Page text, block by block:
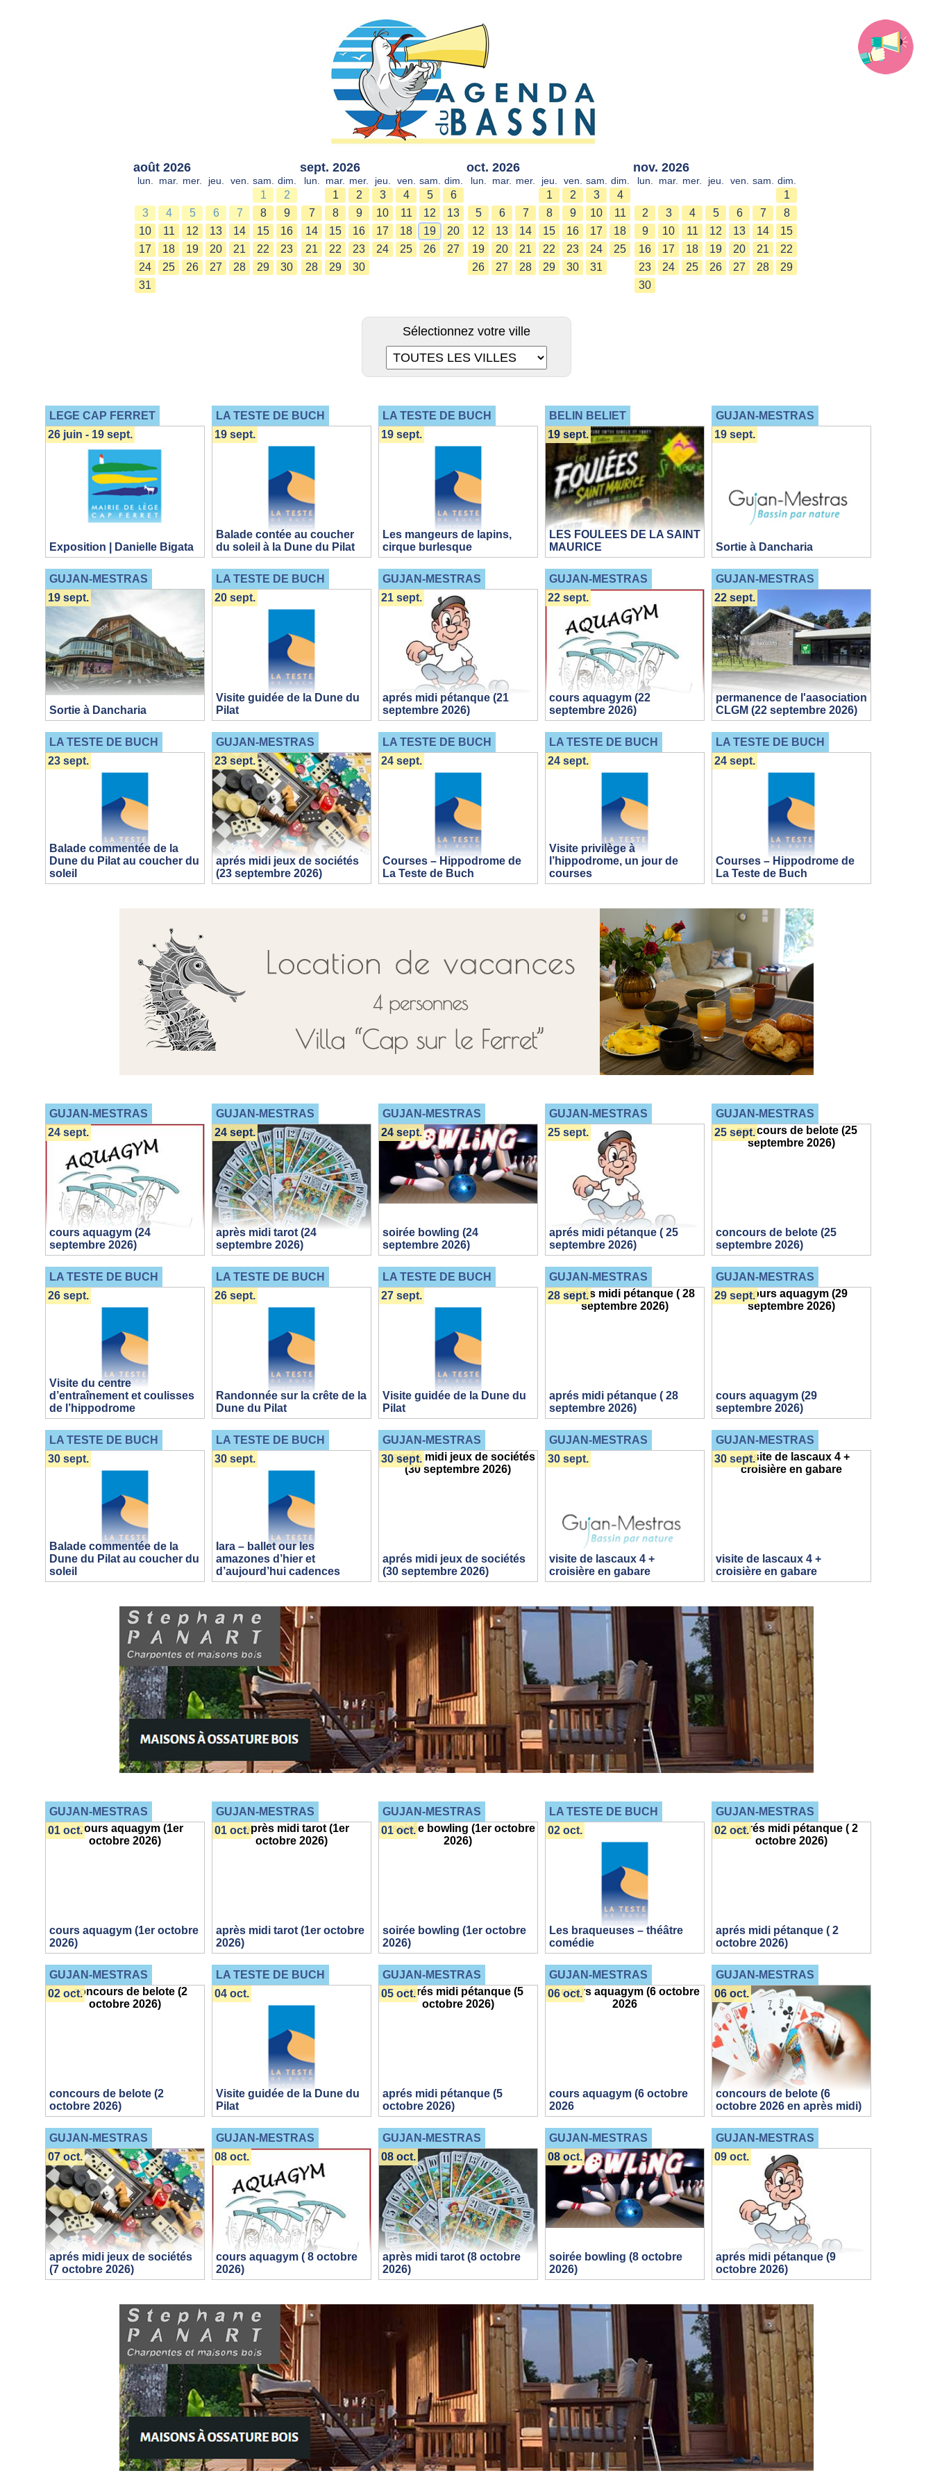
août 2026
lun. mar. mer. jeu. ven. sam. dim.
1
2
3
4 5 6 7 8
9
10
11 12 13 14 15
16
17
18 19 20 21 22
23
24
25 26 27 28 29
30
31
sept. 2026
lun. mar. mer. jeu. ven. sam. dim.
1 2 3 4 5
6
7
8 9 10 11 12
13
14
15 16 17 18 19
20
21
22 23 24 25 26
27
28
29 30
oct. 2026
lun. mar. mer. jeu. ven. sam. dim.
1 2 3
4
5
6 7 8 9 10
11
12
13 14 15 16 17
18
19
20 21 22 23 24
25
26
27 28 29 30 31
nov. 2026
lun. mar. mer. jeu. ven. sam. dim.
1
2
3 4 5 6 7
8
9
10 11 12 13 14
15
16
17 18 19 20 21
22
23
24 25 26 27 28
29
30
Sélectionnez votre ville
LEGE CAP FERRET
Exposition | Danielle Bigata
26 juin - 19 sept.
LA TESTE DE BUCH
Balade contée au coucher
du soleil à la Dune du Pilat
19 sept.
LA TESTE DE BUCH
Les mangeurs de lapins,
cirque burlesque
19 sept.
BELIN BELIET
LES FOULEES DE LA SAINT
MAURICE
19 sept.
GUJAN-MESTRAS
Sortie à Dancharia
19 sept.
GUJAN-MESTRAS
Sortie à Dancharia
19 sept.
LA TESTE DE BUCH
Visite guidée de la Dune du
Pilat
20 sept.
GUJAN-MESTRAS
aprés midi pétanque (21
septembre 2026)
21 sept.
GUJAN-MESTRAS
cours aquagym (22
septembre 2026)
22 sept.
GUJAN-MESTRAS
permanence de l'aasociation
CLGM (22 septembre 2026)
22 sept.
LA TESTE DE BUCH
Balade commentée de la
Dune du Pilat au coucher du
soleil
23 sept.
GUJAN-MESTRAS
aprés midi jeux de sociétés
(23 septembre 2026)
23 sept.
LA TESTE DE BUCH
Courses – Hippodrome de
La Teste de Buch
24 sept.
LA TESTE DE BUCH
Visite privilège à
l’hippodrome, un jour de
courses
24 sept.
LA TESTE DE BUCH
Courses – Hippodrome de
La Teste de Buch
24 sept.
GUJAN-MESTRAS
cours aquagym (24
septembre 2026)
24 sept.
GUJAN-MESTRAS
après midi tarot (24
septembre 2026)
24 sept.
GUJAN-MESTRAS
soirée bowling (24
septembre 2026)
24 sept.
GUJAN-MESTRAS
aprés midi pétanque ( 25
septembre 2026)
25 sept.
GUJAN-MESTRAS
concours de belote (25
septembre 2026)
25 sept.
LA TESTE DE BUCH
Visite du centre
d’entraînement et coulisses
de l’hippodrome
26 sept.
LA TESTE DE BUCH
Randonnée sur la crête de la
Dune du Pilat
26 sept.
LA TESTE DE BUCH
Visite guidée de la Dune du
Pilat
27 sept.
GUJAN-MESTRAS
aprés midi pétanque ( 28
septembre 2026)
28 sept.
GUJAN-MESTRAS
cours aquagym (29
septembre 2026)
29 sept.
LA TESTE DE BUCH
Balade commentée de la
Dune du Pilat au coucher du
soleil
30 sept.
LA TESTE DE BUCH
Iara – ballet our les
amazones d’hier et
d’aujourd’hui cadences
30 sept.
GUJAN-MESTRAS
aprés midi jeux de sociétés
(30 septembre 2026)
30 sept.
GUJAN-MESTRAS
visite de lascaux 4 +
croisière en gabare
30 sept.
GUJAN-MESTRAS
visite de lascaux 4 +
croisière en gabare
30 sept.
GUJAN-MESTRAS
cours aquagym (1er octobre
2026)
01 oct.
GUJAN-MESTRAS
après midi tarot (1er octobre
2026)
01 oct.
GUJAN-MESTRAS
soirée bowling (1er octobre
2026)
01 oct.
LA TESTE DE BUCH
Les braqueuses – théâtre
comédie
02 oct.
GUJAN-MESTRAS
aprés midi pétanque ( 2
octobre 2026)
02 oct.
GUJAN-MESTRAS
concours de belote (2
octobre 2026)
02 oct.
LA TESTE DE BUCH
Visite guidée de la Dune du
Pilat
04 oct.
GUJAN-MESTRAS
aprés midi pétanque (5
octobre 2026)
05 oct.
GUJAN-MESTRAS
cours aquagym (6 octobre
2026
06 oct.
GUJAN-MESTRAS
concours de belote (6
octobre 2026 en après midi)
06 oct.
GUJAN-MESTRAS
aprés midi jeux de sociétés
(7 octobre 2026)
07 oct.
GUJAN-MESTRAS
cours aquagym ( 8 octobre
2026)
08 oct.
GUJAN-MESTRAS
après midi tarot (8 octobre
2026)
08 oct.
GUJAN-MESTRAS
soirée bowling (8 octobre
2026)
08 oct.
GUJAN-MESTRAS
aprés midi pétanque (9
octobre 2026)
09 oct.